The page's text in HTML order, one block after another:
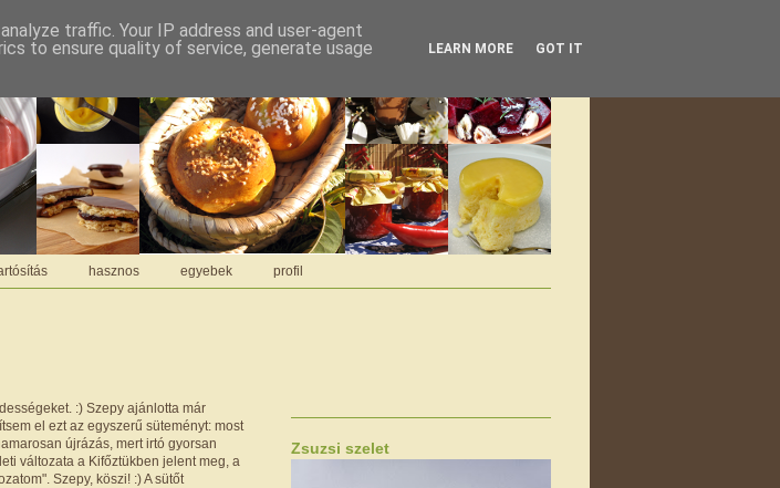
hasznos egyebek profil
:) Szepy ajánlotta már
el ezt az egyszerű süteményt: most
újrázás, mert irtó gyorsan
változata a Kifőztükben jelent meg, a
Szepy, köszi! :) A sütőt
Zsuzsi szelet
traffic. Your IP address and user-agent
to ensure quality of service, generate usage
LEARN MORE GOT IT